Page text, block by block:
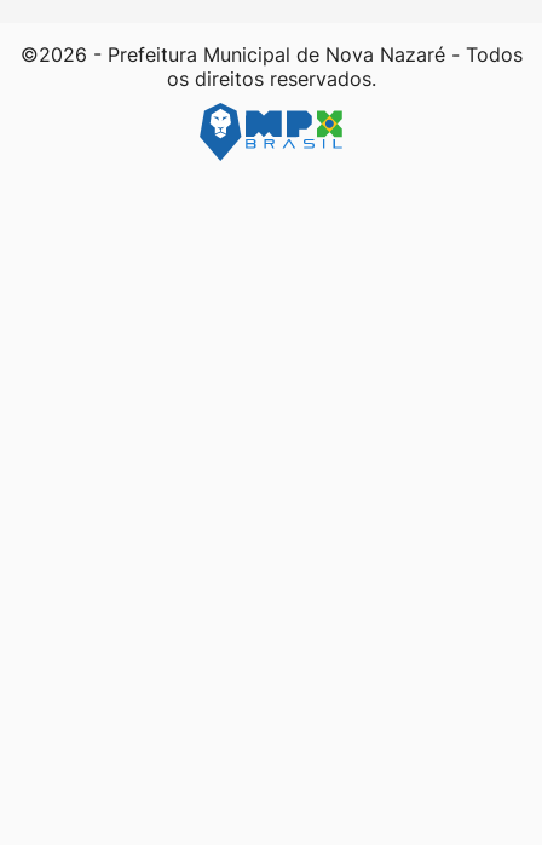
©2026 - Prefeitura Municipal de Nova Nazaré - Todos
os direitos reservados.